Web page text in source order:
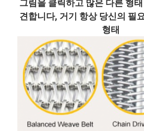
그림을 클릭하고 많은 다른 형
견합니다, 거기 항상 당신의 필
형태